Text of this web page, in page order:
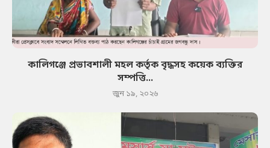
কালিগঞ্জে প্রভাবশালী মহল কর্তৃক বৃদ্ধসহ কয়েক ব্যক্তির
সম্পত্তি...
জুন ১৯, ২০২৬